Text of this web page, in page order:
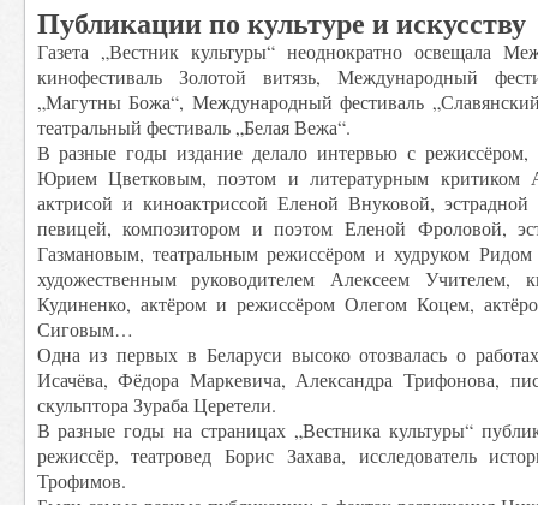
Публикации по культуре и искусству
Газета „Вестник культуры“ неоднократно освещала
кинофестиваль Золотой витязь, Международный
„Магутны Божа“, Международный фестиваль
театральный фестиваль „Белая Вежа“.
В разные годы издание делало интервью с режиссёром,
Юрием Цветковым, поэтом и литературным критиком
актрисой и киноактриссой Еленой Внуковой,
певицей, композитором и поэтом Еленой Фроловой,
Газмановым, театральным режиссёром и худруком
художественным руководителем Алексеем Учителем,
Кудиненко, актёром и режиссёром Олегом Коцем,
Сиговым…
Одна из первых в Беларуси высоко отозвалась о
Исачёва, Фёдора Маркевича, Александра Трифонова,
скульптора Зураба Церетели.
В разные годы на страницах „Вестника культуры“
режиссёр, театровед Борис Захава, исследователь
Трофимов.